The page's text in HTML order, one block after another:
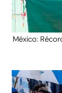
México: